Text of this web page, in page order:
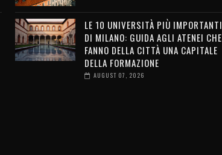
LE 10 UNIVERSITÀ PIÙ IMPORTANTI
DI MILANO: GUIDA AGLI ATENEI CHE
FANNO DELLA CITTÀ UNA CAPITALE
DELLA FORMAZIONE
AUGUST 07, 2026